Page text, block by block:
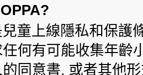
童上線隱私和保護
何有可能收集年齡
同意書, 或者其他